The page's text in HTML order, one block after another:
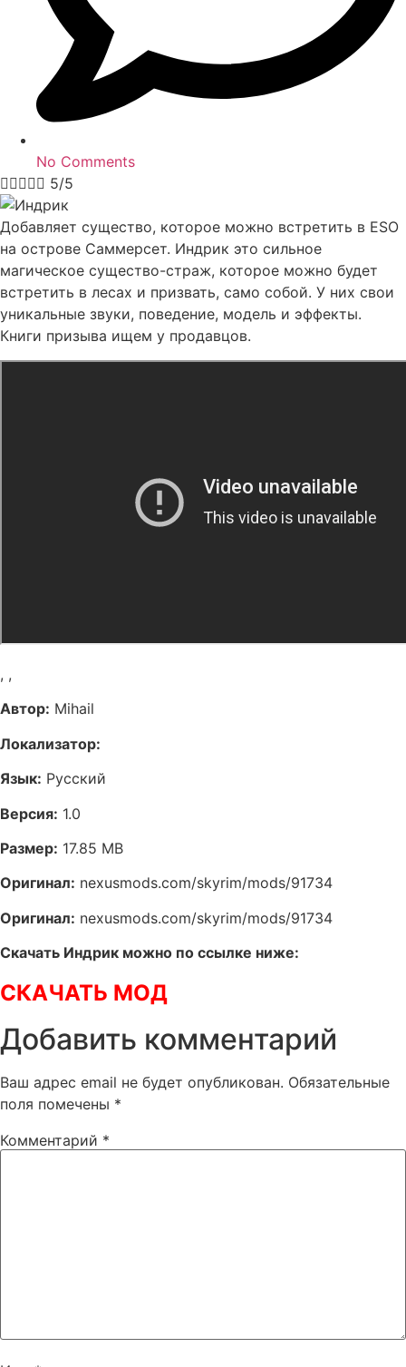
No Comments
 5/5
Добавляет существо, которое можно встретить в ESO
на острове Саммерсет. Индрик это сильное
магическое существо-страж, которое можно будет
встретить в лесах и призвать, само собой. У них свои
уникальные звуки, поведение, модель и эффекты.
Книги призыва ищем у продавцов.
, ,
Автор: Mihail
Локализатор:
Язык: Русский
Версия: 1.0
Размер: 17.85 MB
Оригинал: nexusmods.com/skyrim/mods/91734
Оригинал: nexusmods.com/skyrim/mods/91734
Скачать Индрик можно по ссылке ниже:
СКАЧАТЬ МОД
Добавить комментарий
Ваш адрес email не будет опубликован. Обязательные
поля помечены *
Комментарий *